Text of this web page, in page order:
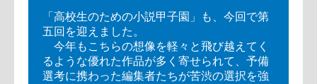
「高校生のための小説甲子園」も、今回で第
五回を迎えました。
今年もこちらの想像を軽々と飛び越えてく
るような優れた作品が多く寄せられて、予備
選考に携わった編集者たちが苦渋の選択を強